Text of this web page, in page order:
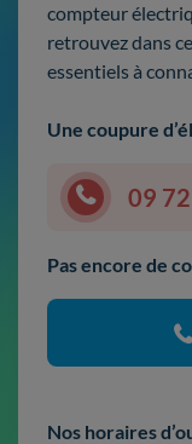
compteur
retrouvez dans
essentiels à
Une coupure
09
Pas encore de
Nos horaires